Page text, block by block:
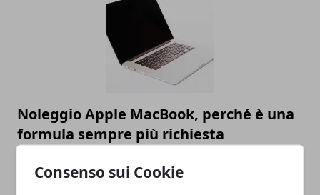
Consenso sui Cookie
Noleggio Apple MacBook, perché è una
formula sempre più richiesta